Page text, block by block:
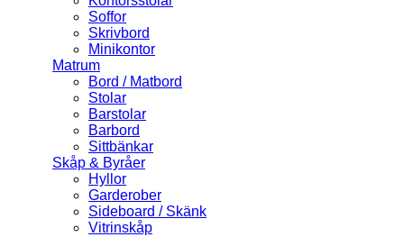
Soffor
Skrivbord
Minikontor
Matrum
Bord / Matbord
Stolar
Barstolar
Barbord
Sittbänkar
Skåp & Byråer
Hyllor
Garderober
Sideboard / Skänk
Vitrinskåp